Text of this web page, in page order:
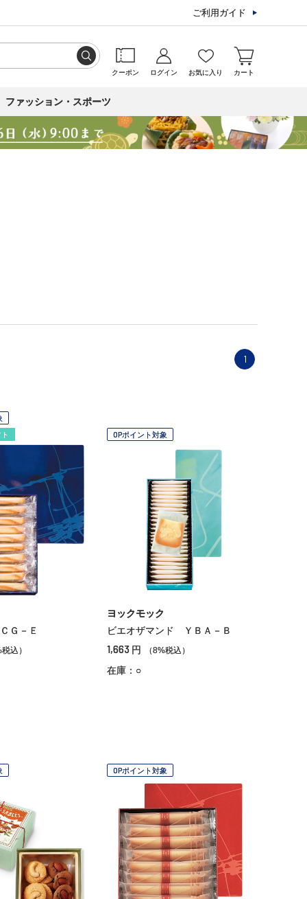
ご利用ガイド
クーポン ログイン お気に入り カート
ファッション・スポーツ
1
Ｇ－Ｅ
込）
OPポイント対象
ヨックモック
ビエオザマンド ＹＢＡ－Ｂ
1,663 円 （8%税込）
在庫：○
OPポイント対象